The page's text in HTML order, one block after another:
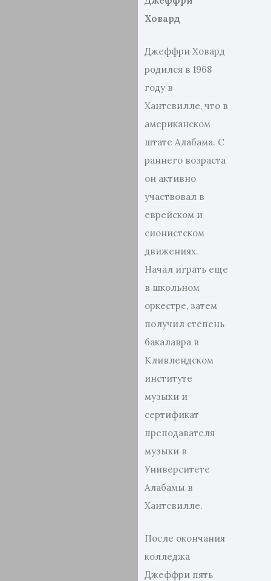
Ховард
Джеффри Ховард
родился в 1968
году в
Хантсвилле, что в
американском
штате Алабама. С
раннего возраста
он активно
участвовал в
еврейском и
сионистском
движениях.
Начал играть еще
в школьном
оркестре, затем
получил степень
бакалавра в
Кливлендском
институте
музыки и
сертификат
преподавателя
музыки в
Университете
Алабамы в
Хантсвилле.
После окончания
колледжа
Джеффри пять